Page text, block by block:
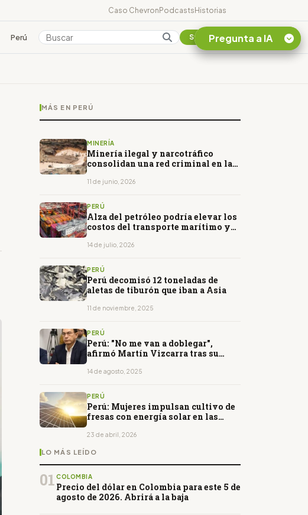
Caso ChevronPodcastsHistorias
Perú Colombia Suscribirse
MÁS EN PERÚ
MINERÍA
Minería ilegal y narcotráfico
consolidan una red criminal en la
11 de junio, 2026
PERÚ
Alza del petróleo podría elevar los
costos del transporte marítimo y
14 de julio, 2026
PERÚ
Perú decomisó 12 toneladas de
aletas de tiburón que iban a Asia
11 de noviembre, 2025
PERÚ
Perú: "No me van a doblegar",
afirmó Martín Vizcarra tras su
14 de agosto, 2025
PERÚ
Perú: Mujeres impulsan cultivo de
fresas con energía solar en las
23 de abril, 2026
LO MÁS LEÍDO
01 COLOMBIA
Precio del dólar en Colombia para este 5 de
agosto de 2026. Abrirá a la baja
Pregunta a IA
¿En que consiste la